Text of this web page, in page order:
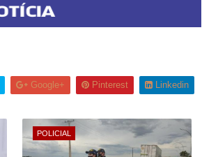
Google+ Pinterest Linkedin
POLICIAL